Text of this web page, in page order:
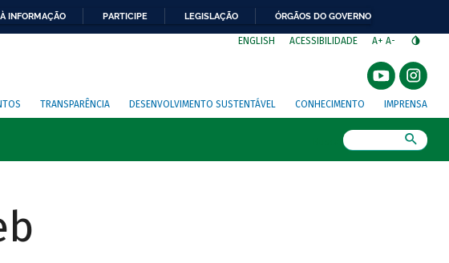
INFORMAÇÃO PARTICIPE LEGISLAÇÃO ÓRGÃOS DO GOVERNO
ENGLISH ACESSIBILIDADE A+ A-
TRANSPARÊNCIA DESENVOLVIMENTO SUSTENTÁVEL CONHECIMENTO IMPRENSA